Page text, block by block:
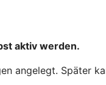
aktiv werden.
angelegt. Später